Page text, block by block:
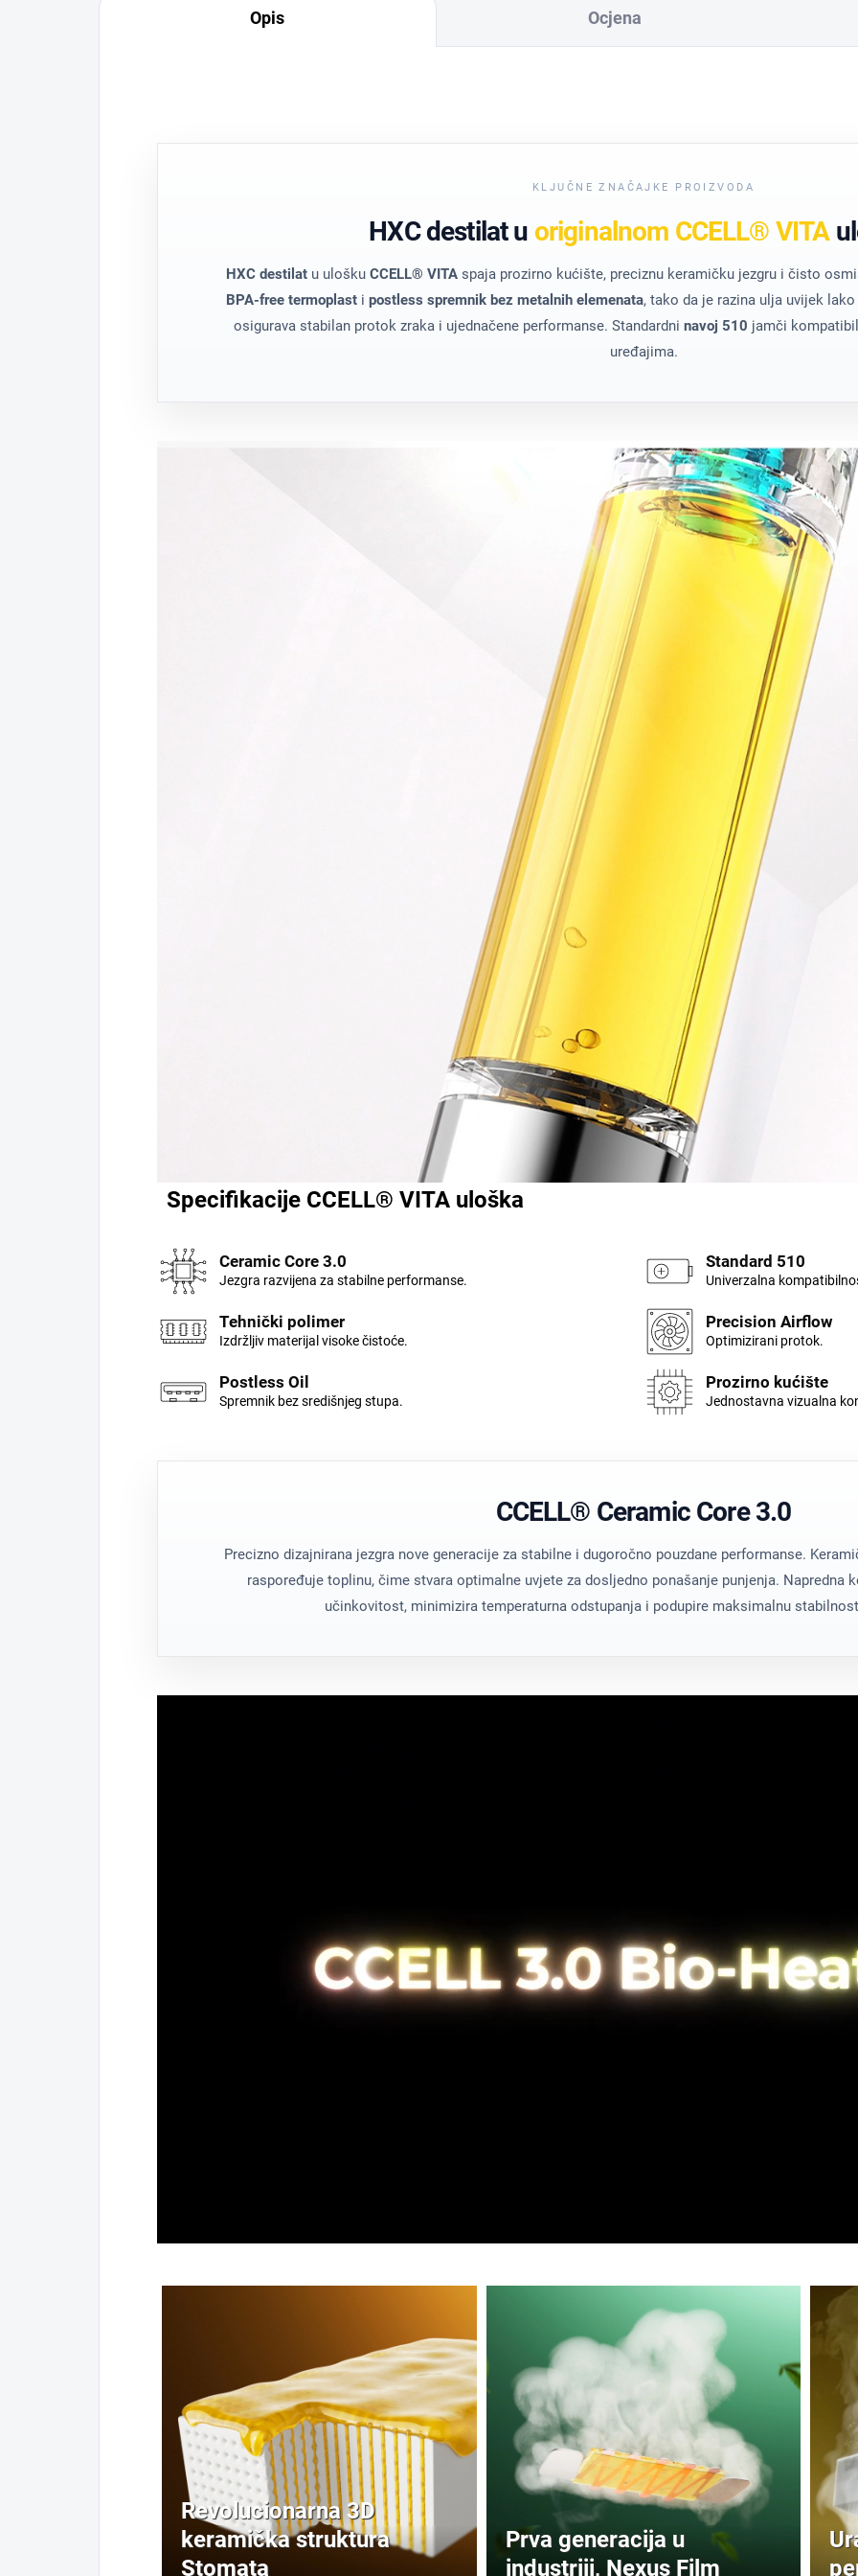
Opis Ocjena
KLJUČNE ZNAČAJKE PROIZVODA
HXC destilat u originalnom CCELL® VITA
HXC destilatu ulošku CCELL® VITAspaja prozirno kućište, preciznu keramičku jezgru i čisto
BPA-free termoplast i postless spremnik bez metalnih elemenata, tako da je razina ulja uvijek
osigurava stabilan protok zraka i ujednačene performanse. Standardni navoj 510 jamči
uređajima.
Specifikacije CCELL® VITA uloška
Ceramic Core 3.0
Jezgra razvijena za stabilne performanse.
Standard 510
Univerzalna
Tehnički polimer
Izdržljiv materijal visoke čistoće.
Precision Airflow
Optimizirani protok.
Postless Oil
Spremnik bez središnjeg stupa.
Prozirno kućište
Jednostavna vizualna
CCELL® Ceramic Core 3.0
Precizno dizajnirana jezgra nove generacije za stabilne i dugoročno pouzdane performanse.
raspoređuje toplinu, čime stvara optimalne uvjete za dosljedno ponašanje punjenja. Napredna
učinkovitost, minimizira temperaturna odstupanja i podupire maksimalnu
Revolucionarna 3D
keramička struktura
Stomata
Prva generacija u
industriji, Nexus Film